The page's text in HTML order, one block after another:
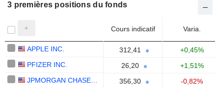
3 premières positions du fonds
Cours indicatif Varia.
APPLE INC. 312,41
+0,45%
PFIZER INC.
26,20
+1,51%
356,30 -0,82%